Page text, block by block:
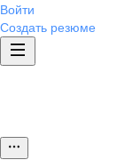
Войти
Создать резюме